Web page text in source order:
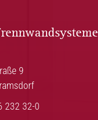
9
232 32-0